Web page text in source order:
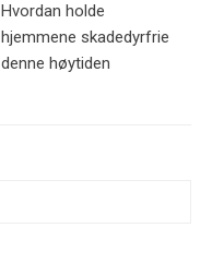
Hvordan holde
hjemmene skadedyrfrie
denne høytiden